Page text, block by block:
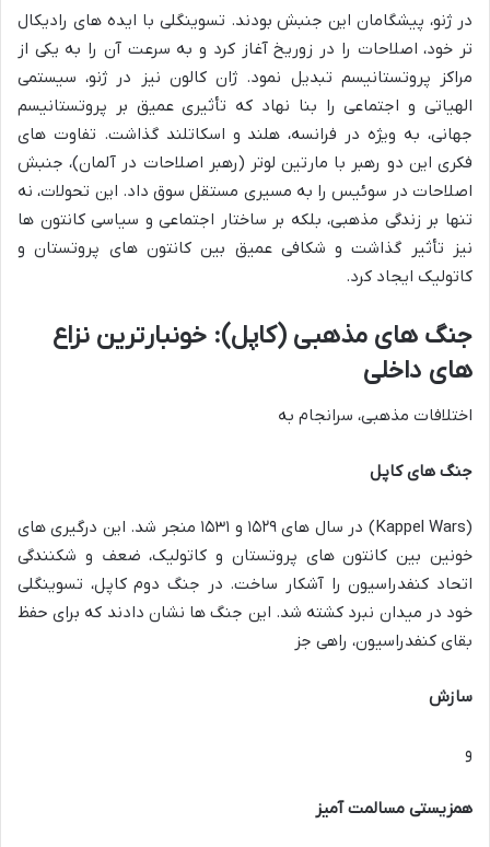
در ژنو، پیشگامان این جنبش بودند. تسوینگلی با ایده های رادیکال
تر خود، اصلاحات را در زوریخ آغاز کرد و به سرعت آن را به یکی از
مراکز پروتستانیسم تبدیل نمود. ژان کالون نیز در ژنو، سیستمی
الهیاتی و اجتماعی را بنا نهاد که تأثیری عمیق بر پروتستانیسم
جهانی، به ویژه در فرانسه، هلند و اسکاتلند گذاشت. تفاوت های
فکری این دو رهبر با مارتین لوتر (رهبر اصلاحات در آلمان)، جنبش
اصلاحات در سوئیس را به مسیری مستقل سوق داد. این تحولات، نه
تنها بر زندگی مذهبی، بلکه بر ساختار اجتماعی و سیاسی کانتون ها
نیز تأثیر گذاشت و شکافی عمیق بین کانتون های پروتستان و
کاتولیک ایجاد کرد.
جنگ های مذهبی (کاپل): خونبارترین نزاع
های داخلی
اختلافات مذهبی، سرانجام به
جنگ های کاپل
(Kappel Wars) در سال های ۱۵۲۹ و ۱۵۳۱ منجر شد. این درگیری های
خونین بین کانتون های پروتستان و کاتولیک، ضعف و شکنندگی
اتحاد کنفدراسیون را آشکار ساخت. در جنگ دوم کاپل، تسوینگلی
خود در میدان نبرد کشته شد. این جنگ ها نشان دادند که برای حفظ
بقای کنفدراسیون، راهی جز
سازش
و
همزیستی مسالمت آمیز